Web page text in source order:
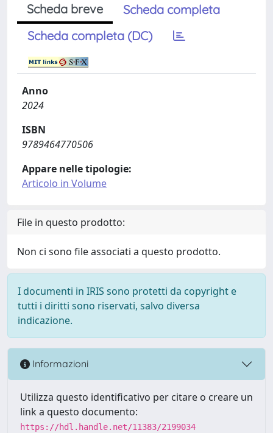
Scheda breve
Scheda completa
Scheda completa (DC)
Anno
2024
ISBN
9789464770506
Appare nelle tipologie:
Articolo in Volume
File in questo prodotto:
Non ci sono file associati a questo prodotto.
I documenti in IRIS sono protetti da copyright e
tutti i diritti sono riservati, salvo diversa
indicazione.
Informazioni
Utilizza questo identificativo per citare o creare un
link a questo documento:
https://hdl.handle.net/11383/2199034